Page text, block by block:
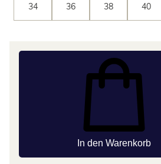
34 36 38 40
In den Warenkorb